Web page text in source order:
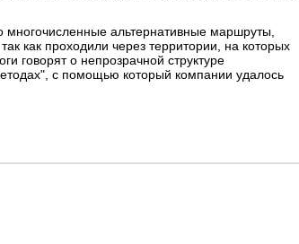
многочисленные альтернативные маршруты,
как проходили через территории, на которых
говорят о непрозрачной структуре
с помощью который компании удалось